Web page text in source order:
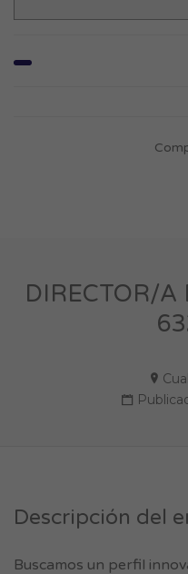
DIRECTOR/A
Descripción del
Buscamos un perfil